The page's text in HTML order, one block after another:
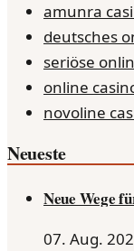
amunra
deutsches
seriöse
online
novoline
Neueste
Neue Wege
07. Aug.